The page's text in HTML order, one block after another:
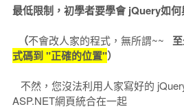
最低限制，初學者要學會 jQuery如
（不會改人家的程式，無所謂~~
式碼到 "正確的位置"）
不然，您沒法利用人家寫好的
ASP.NET網頁統合在一起